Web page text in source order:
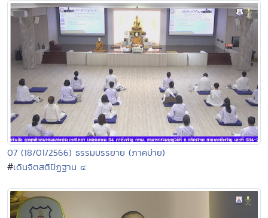
07 (18/01/2566) ธรรมบรรยาย (ภาคบ่าย)
#เดินจิตสติปัฏฐาน ๔